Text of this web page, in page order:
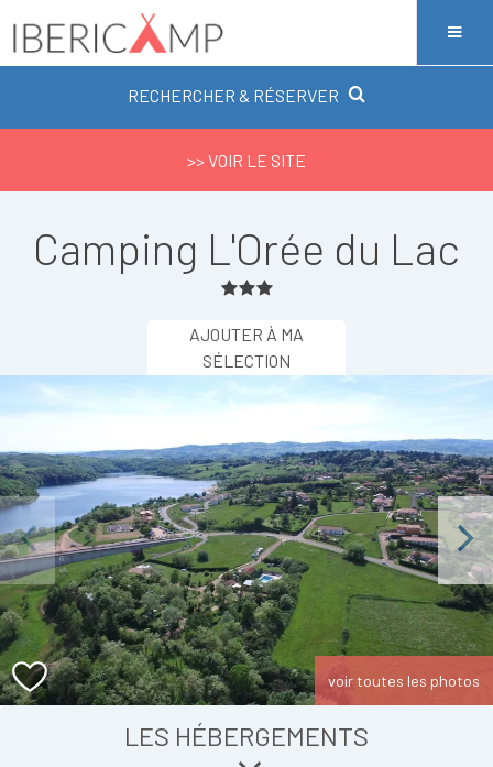
RECHERCHER & RÉSERVER
>> VOIR LE SITE
Camping L'Orée du Lac
AJOUTER À MA
SÉLECTION
Next
voir toutes les photos
LES HÉBERGEMENTS